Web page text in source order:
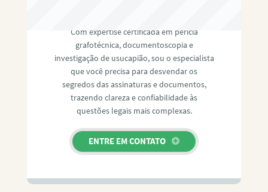
Com expertise certificada em perícia
grafotécnica, documentoscopia e
investigação de usucapião, sou o especialista
que você precisa para desvendar os
segredos das assinaturas e documentos,
trazendo clareza e confiabilidade às
questões legais mais complexas.
ENTRE EM CONTATO